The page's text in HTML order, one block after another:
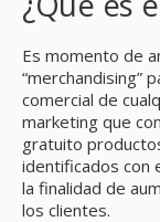
Es momento de
“merchandising”
comercial de
marketing que
gratuito
identificados con
la finalidad de
los clientes.